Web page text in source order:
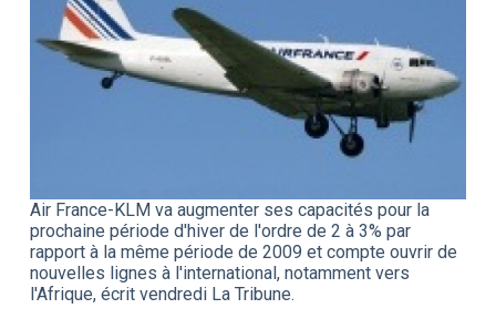
Air France-KLM va augmenter ses capacités pour la
prochaine période d'hiver de l'ordre de 2 à 3% par
rapport à la même période de 2009 et compte ouvrir de
nouvelles lignes à l'international, notamment vers
l'Afrique, écrit vendredi La Tribune.